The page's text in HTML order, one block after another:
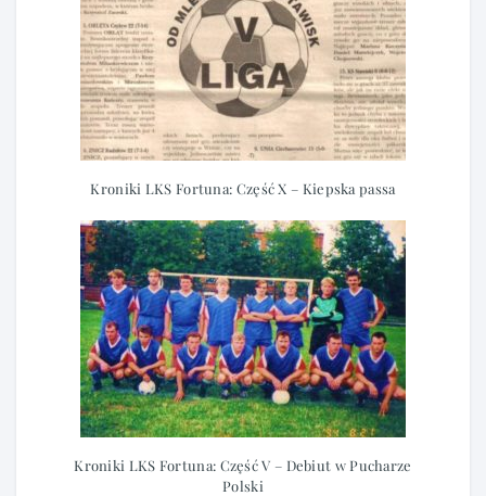
Kroniki LKS Fortuna: Część X – Kiepska passa
Kroniki LKS Fortuna: Część V – Debiut w Pucharze
Polski